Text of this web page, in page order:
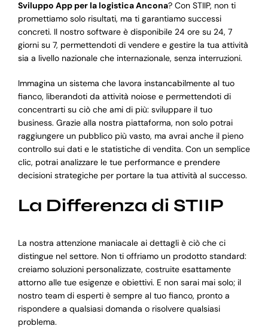
Sviluppo App per la logistica Ancona? Con STIIP, non ti
promettiamo solo risultati, ma ti garantiamo successi
concreti. Il nostro software è disponibile 24 ore su 24, 7
giorni su 7, permettendoti di vendere e gestire la tua attività
sia a livello nazionale che internazionale, senza interruzioni.
Immagina un sistema che lavora instancabilmente al tuo
fianco, liberandoti da attività noiose e permettendoti di
concentrarti su ciò che ami di più: sviluppare il tuo
business. Grazie alla nostra piattaforma, non solo potrai
raggiungere un pubblico più vasto, ma avrai anche il pieno
controllo sui dati e le statistiche di vendita. Con un semplice
clic, potrai analizzare le tue performance e prendere
decisioni strategiche per portare la tua attività al successo.
La Differenza di STIIP
La nostra attenzione maniacale ai dettagli è ciò che ci
distingue nel settore. Non ti offriamo un prodotto standard:
creiamo soluzioni personalizzate, costruite esattamente
attorno alle tue esigenze e obiettivi. E non sarai mai solo; il
nostro team di esperti è sempre al tuo fianco, pronto a
rispondere a qualsiasi domanda o risolvere qualsiasi
problema.